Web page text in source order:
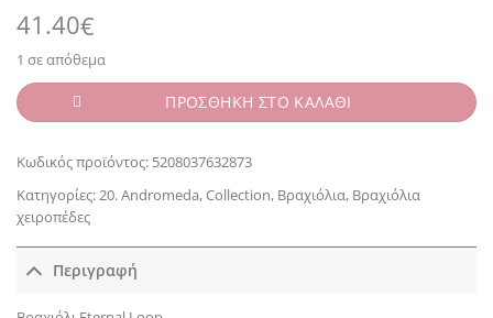
41.40€
1 σε απόθεμα
ΠΡΟΣΘΗΚΗ ΣΤΟ ΚΑΛΑΘΙ
Κωδικός προϊόντος: 5208037632873
Κατηγορίες: 20. Andromeda,Collection, Βραχιόλια, Βραχιόλια
χειροπέδες
Περιγραφή